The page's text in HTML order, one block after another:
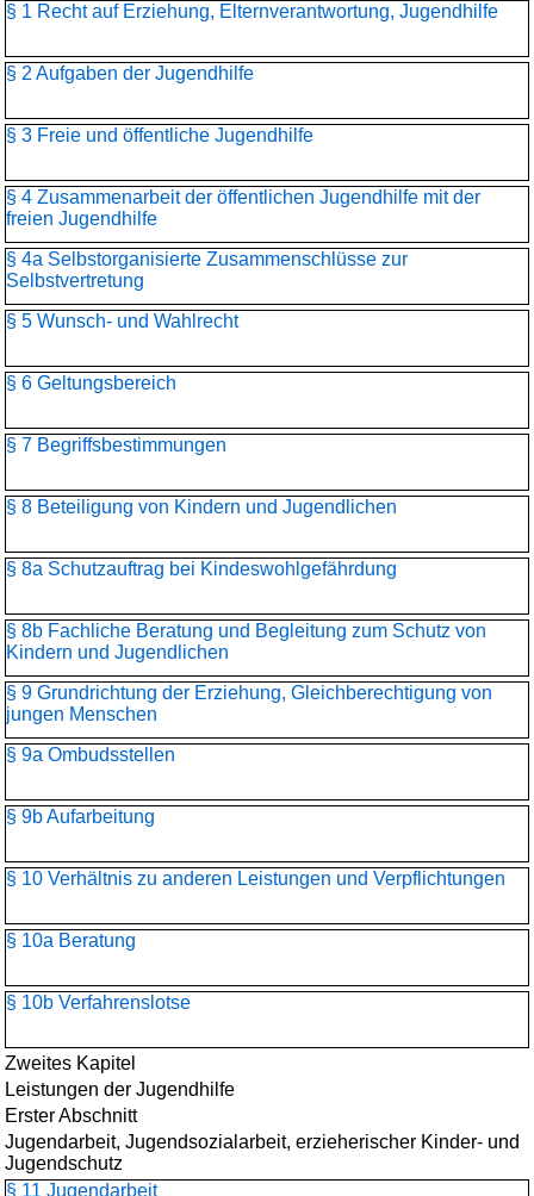
§ 1 Recht auf Erziehung, Elternverantwortung, Jugendhilfe
§ 2 Aufgaben der Jugendhilfe
§ 3 Freie und öffentliche Jugendhilfe
§ 4 Zusammenarbeit der öffentlichen Jugendhilfe mit der
freien Jugendhilfe
§ 4a Selbstorganisierte Zusammenschlüsse zur
Selbstvertretung
§ 5 Wunsch- und Wahlrecht
§ 6 Geltungsbereich
§ 7 Begriffsbestimmungen
§ 8 Beteiligung von Kindern und Jugendlichen
§ 8a Schutzauftrag bei Kindeswohlgefährdung
§ 8b Fachliche Beratung und Begleitung zum Schutz von
Kindern und Jugendlichen
§ 9 Grundrichtung der Erziehung, Gleichberechtigung von
jungen Menschen
§ 9a Ombudsstellen
§ 9b Aufarbeitung
§ 10 Verhältnis zu anderen Leistungen und Verpflichtungen
§ 10a Beratung
§ 10b Verfahrenslotse
Zweites Kapitel
Leistungen der Jugendhilfe
Erster Abschnitt
Jugendarbeit, Jugendsozialarbeit, erzieherischer Kinder- und
Jugendschutz
§ 11 Jugendarbeit